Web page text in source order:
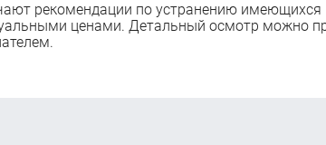
рекомендации по устранению имеющихся
ценами. Детальный осмотр можно